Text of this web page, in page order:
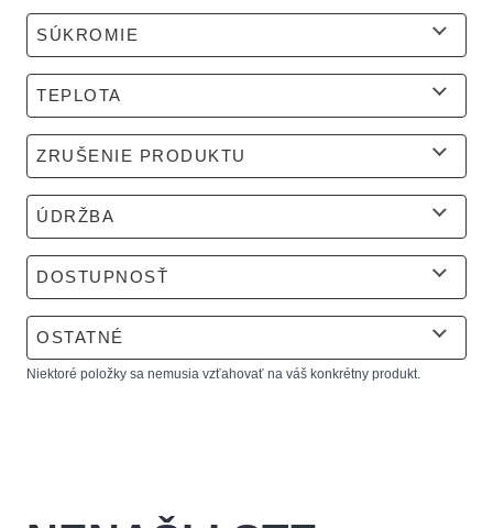
SÚKROMIE
TEPLOTA
ZRUŠENIE PRODUKTU
ÚDRŽBA
DOSTUPNOSŤ
OSTATNÉ
Niektoré položky sa nemusia vzťahovať na váš konkrétny produkt.